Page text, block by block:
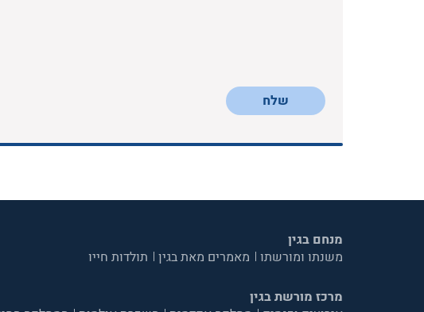
שלח
מנחם בגין
משנתו ומורשתו מאמרים מאת בגין תולדות חייו
מרכז מורשת בגין